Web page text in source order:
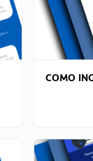
COMO